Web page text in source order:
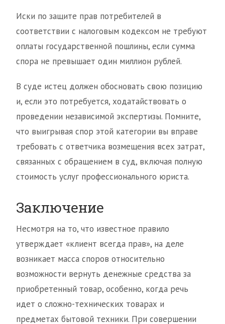
Иски по защите прав потребителей в
соответствии с налоговым кодексом не требуют
оплаты государственной пошлины, если сумма
спора не превышает один миллион рублей.
В суде истец должен обосновать свою позицию
и, если это потребуется, ходатайствовать о
проведении независимой экспертизы. Помните,
что выигрывая спор этой категории вы вправе
требовать с ответчика возмещения всех затрат,
связанных с обращением в суд, включая полную
стоимость услуг профессионального юриста.
Заключение
Несмотря на то, что известное правило
утверждает «клиент всегда прав», на деле
возникает масса споров относительно
возможности вернуть денежные средства за
приобретенный товар, особенно, когда речь
идет о сложно-технических товарах и
предметах бытовой техники. При совершении